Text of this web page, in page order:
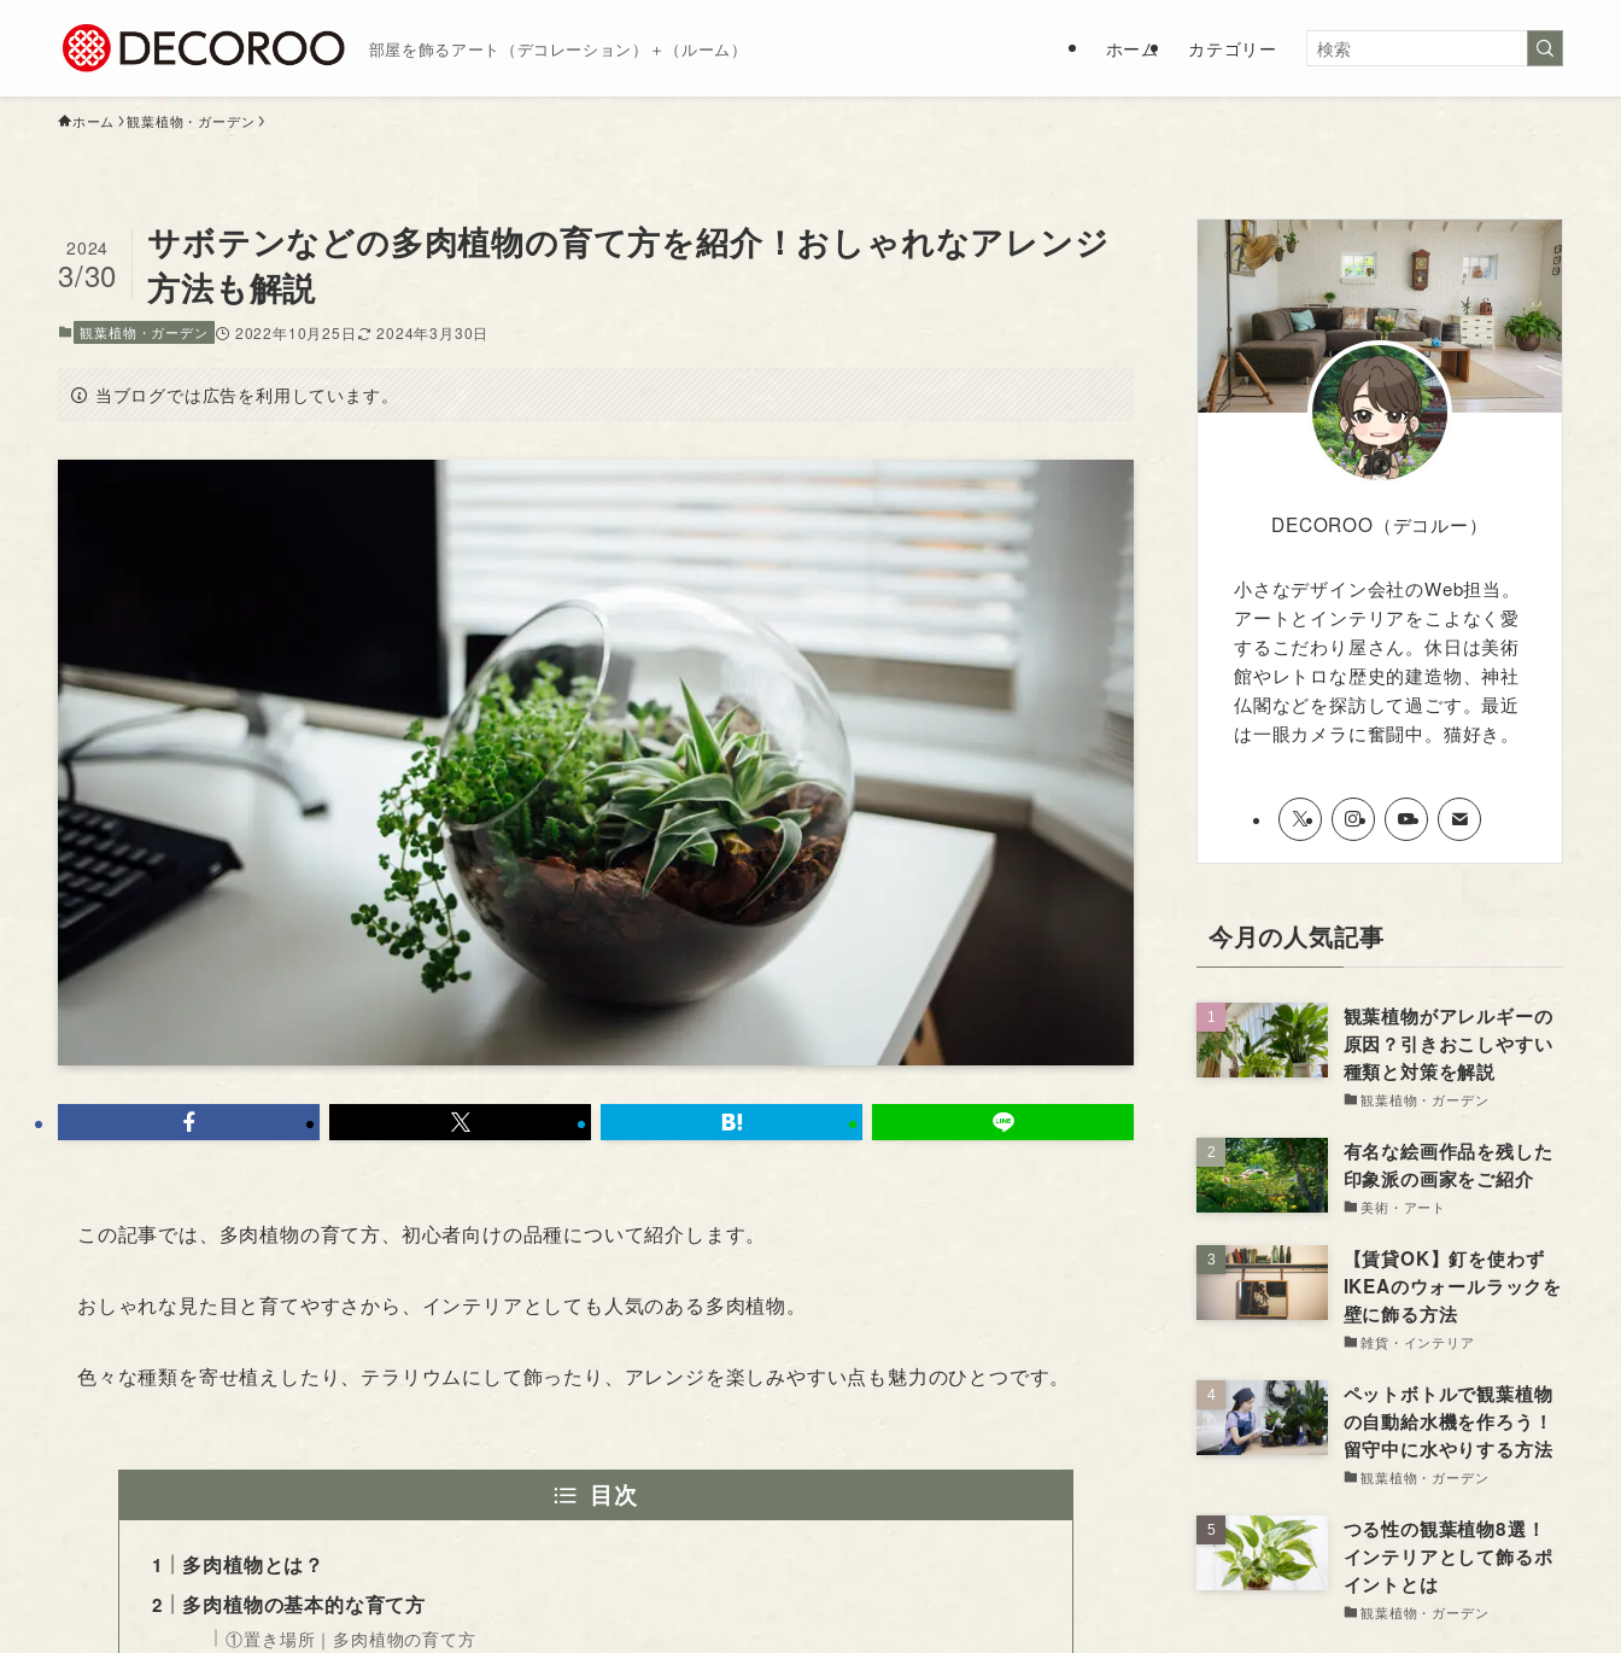
部屋を飾るアート（デコレーション）＋（ルーム） ホーム カテゴリー
ホーム 観葉植物・ガーデン
サボテンなどの多肉植物の育て方を紹介！おしゃれなアレンジ
方法も解説
2024
3/30
観葉植物・ガーデン 2022年10月25日 2024年3月30日
当ブログでは広告を利用しています。
この記事では、多肉植物の育て方、初心者向けの品種について紹介します。
おしゃれな見た目と育てやすさから、インテリアとしても人気のある多肉植物。
色々な種類を寄せ植えしたり、テラリウムにして飾ったり、アレンジを楽しみやすい点も魅力のひとつです。
目次
多肉植物とは？
多肉植物の基本的な育て方
①置き場所｜多肉植物の育て方
DECOROO（デコルー）
小さなデザイン会社のWeb担当。
アートとインテリアをこよなく愛
するこだわり屋さん。休日は美術
館やレトロな歴史的建造物、神社
仏閣などを探訪して過ごす。最近
は一眼カメラに奮闘中。猫好き。
今月の人気記事
観葉植物がアレルギーの
原因？引きおこしやすい
種類と対策を解説
観葉植物・ガーデン
有名な絵画作品を残した
印象派の画家をご紹介
美術・アート
【賃貸OK】釘を使わず
IKEAのウォールラックを
壁に飾る方法
雑貨・インテリア
ペットボトルで観葉植物
の自動給水機を作ろう！
留守中に水やりする方法
観葉植物・ガーデン
つる性の観葉植物8選！
インテリアとして飾るポ
イントとは
観葉植物・ガーデン